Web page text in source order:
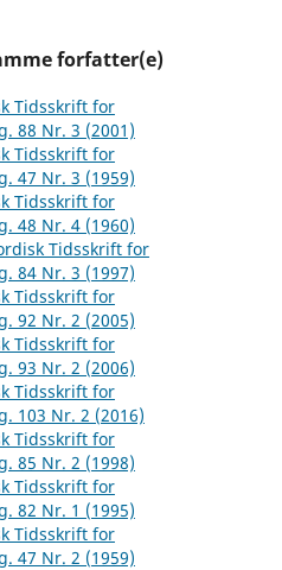
forfatter(e)
Tidsskrift for
88 Nr. 3 (2001)
Tidsskrift for
47 Nr. 3 (1959)
Tidsskrift for
48 Nr. 4 (1960)
Tidsskrift for
84 Nr. 3 (1997)
Tidsskrift for
92 Nr. 2 (2005)
Tidsskrift for
93 Nr. 2 (2006)
Tidsskrift for
103 Nr. 2 (2016)
Tidsskrift for
85 Nr. 2 (1998)
Tidsskrift for
82 Nr. 1 (1995)
Tidsskrift for
47 Nr. 2 (1959)